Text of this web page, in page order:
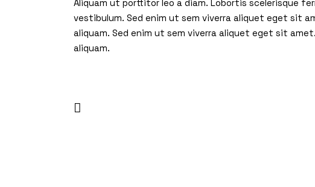
Aliquam ut porttitor leo a diam. Lobortis scelerisque
vestibulum. Sed enim ut sem viverra aliquet eget sit
aliquam. Sed enim ut sem viverra aliquet eget sit
aliquam.